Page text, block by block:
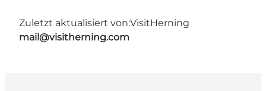
Zuletzt aktualisiert von:VisitHerning
mail@visitherning.com